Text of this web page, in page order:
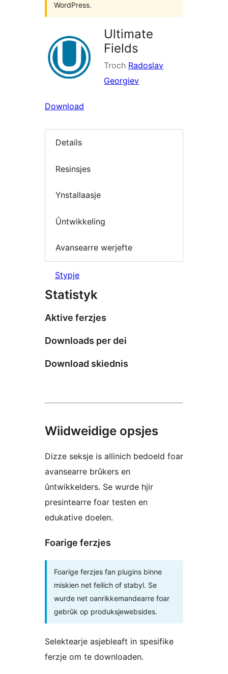
WordPress.
Ultimate
Fields
Troch Radoslav
Georgiev
Download
Details
Resinsjes
Ynstallaasje
Ûntwikkeling
Avansearre werjefte
Stypje
Statistyk
Aktive ferzjes
Downloads per dei
Download skiednis
Wiidweidige opsjes
Dizze seksje is allinich bedoeld foar
avansearre brûkers en
ûntwikkelders. Se wurde hjir
presintearre foar testen en
edukative doelen.
Foarige ferzjes
Foarige ferzjes fan plugins binne
miskien net feilich of stabyl. Se
wurde net oanrikkemandearre foar
gebrûk op produksjewebsides.
Selektearje asjebleaft in spesifike
ferzje om te downloaden.